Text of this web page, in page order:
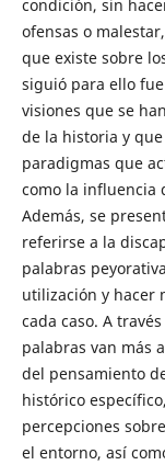
condición, sin
ofensas o
que existe sobre
siguió para ello
visiones que se
de la historia y
paradigmas que
como la influencia
Además, se
referirse a la
palabras
utilización y hacer
cada caso. A
palabras van más
del pensamiento
histórico
percepciones
el entorno, así